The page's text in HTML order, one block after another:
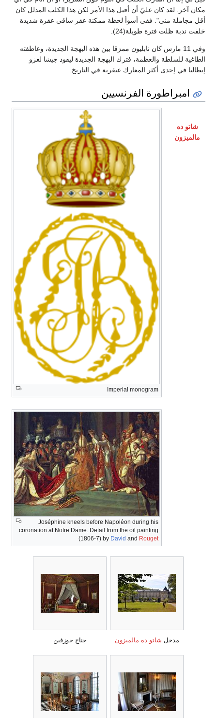
مكان آخر. لقد كان عليّ أن أقبل هذا الأمر لكن هذا الكلب المدلل كان
أقل مجاملة مني". ففي أسوأ لحظة ممكنة عقر ساقي عقرة شديدة
خلفت ندبة ظلت فترة طويلة(24).
وفي 11 مارس كان نابليون ممزقا بين هذه البهجة الجديدة، وعاطفته
الطاغية للسلطة والعظمة، فترك البهجة الجديدة ليقود جيشا لغزو
إيطاليا في إحدى أكثر المعارك عبقرية في التاريخ.
امبراطورة الفرنسيين
Imperial monogram
Joséphine kneels before Napoléon during his
coronation at Notre Dame. Detail from the oil painting
(1806-7) by David and Rouget
شاتو ده
مالميزون
مدخل شاتو ده مالميزون جناح جوزفين